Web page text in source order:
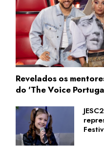
Revelados os
do 'The Voice